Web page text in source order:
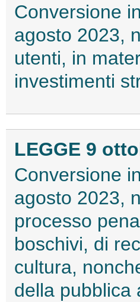
Conversione
agosto 2023,
utenti, in
investimenti
LEGGE 9
Conversione
agosto 2023,
processo
boschivi, di
cultura,
della pubblica